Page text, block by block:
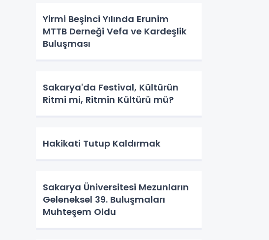
Yirmi Beşinci Yılında Erunim
MTTB Derneği Vefa ve Kardeşlik
Buluşması
Sakarya'da Festival, Kültürün
Ritmi mi, Ritmin Kültürü mü?
Hakikati Tutup Kaldırmak
Sakarya Üniversitesi Mezunların
Geleneksel 39. Buluşmaları
Muhteşem Oldu